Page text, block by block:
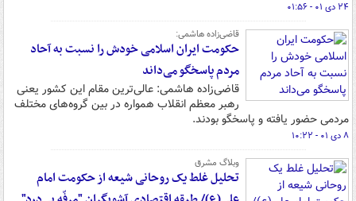
۲۴ دی ۰۱ - ۰۱:۵۶
قاضی‌زاده هاشمی:
حکومت ایران اسلامی خودش را نسبت به آحاد
مردم پاسخگو می‌داند
قاضی‌زاده هاشمی: عالی‌ترین مقام این کشور یعنی
رهبر معظم انقلاب همواره در بین گروه‌های مختلف
مردمی حضور یافته و پاسخگو بودند.
۸ دی ۰۱ - ۱۰:۲۲
وبلاگ مشرق
تحلیل غلط یک روحانی شیعه از حکومت امام